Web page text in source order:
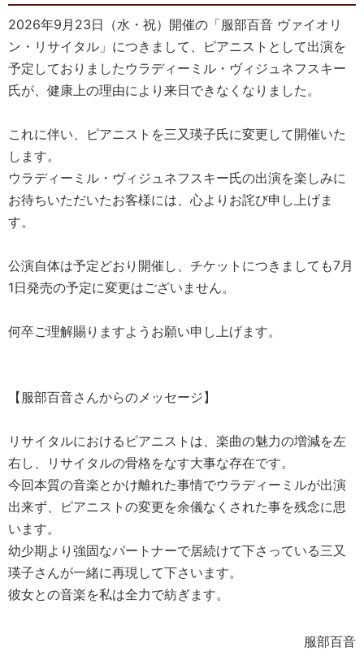
2026年9月23日（水・祝）開催の「服部百音 ヴァイオリ
ン・リサイタル」につきまして、ピアニストとして出演を
予定しておりましたウラディーミル・ヴィジュネフスキー
氏が、健康上の理由により来日できなくなりました。
これに伴い、ピアニストを三又瑛子氏に変更して開催いた
します。
ウラディーミル・ヴィジュネフスキー氏の出演を楽しみに
お待ちいただいたお客様には、心よりお詫び申し上げま
す。
公演自体は予定どおり開催し、チケットにつきましても7月
1日発売の予定に変更はございません。
何卒ご理解賜りますようお願い申し上げます。
【服部百音さんからのメッセージ】
リサイタルにおけるピアニストは、楽曲の魅力の増減を左
右し、リサイタルの骨格をなす大事な存在です。
今回本質の音楽とかけ離れた事情でウラディーミルが出演
出来ず、ピアニストの変更を余儀なくされた事を残念に思
います。
幼少期より強固なパートナーで居続けて下さっている三又
瑛子さんが一緒に再現して下さいます。
彼女との音楽を私は全力で紡ぎます。
服部百音